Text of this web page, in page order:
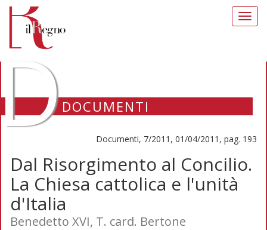
DOCUMENTI
Documenti, 7/2011, 01/04/2011, pag. 193
Dal Risorgimento al Concilio.
La Chiesa cattolica e l'unità
d'Italia
Benedetto XVI, T. card. Bertone